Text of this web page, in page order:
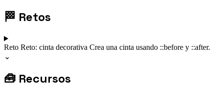
🏁 Retos
Reto Reto: cinta decorativa Crea una cinta usando ::before y ::after.
⌄
🧰 Recursos